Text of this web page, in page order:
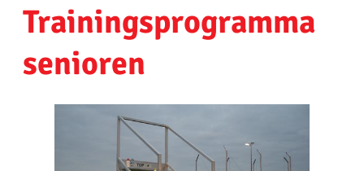
Trainingsprogramma
senioren